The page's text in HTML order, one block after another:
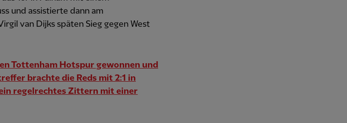
und assistierte dann am
van Dijks späten Sieg gegen West
Tottenham Hotspur gewonnen und
brachte die Reds mit 2:1 in
regelrechtes Zittern mit einer